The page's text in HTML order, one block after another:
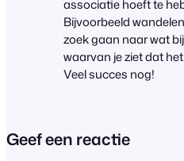
associatie hoeft te
Bijvoorbeeld
zoek gaan naar wat
waarvan je ziet dat
Veel succes nog!
Geef een reactie